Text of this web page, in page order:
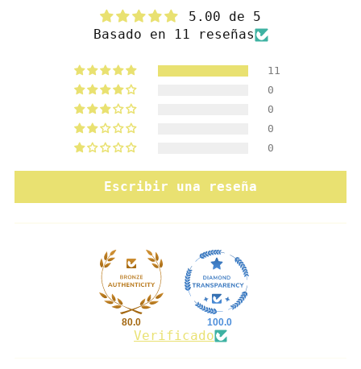
5.00 de 5
Basado en 11 reseñas
11
0
0
0
0
Escribir una reseña
80.0 100.0
Verificado